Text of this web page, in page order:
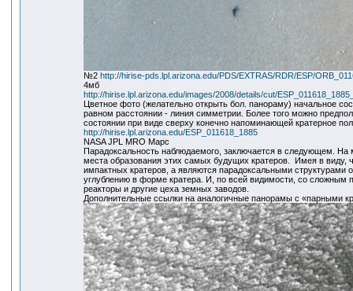
№2 http://hirise-pds.lpl.arizona.edu/PDS/EXTRAS/RDR/ESP/
4мб
http://hirise.lpl.arizona.edu/images/2008/details/cut/
Цветное фото (желательно открыть бол. панораму) начальное
равном расстоянии - линия симметрии. Более того можно
состоянии при виде сверху конечно напоминающей кратерное
http://hirise.lpl.arizona.edu/ESP_011618_1885
NASA JPL MRO Марс
Парадоксальность наблюдаемого, заключается в следующем.
места образования этих самых будущих кратеров. Имея в
импактных кратеров, а являются парадоксальными структурами
углублению в форме кратера. И, по всей видимости, со сложным
реакторы и другие цеха земных заводов.
Дополнительные ссылки на аналогичные панорамы с «парными